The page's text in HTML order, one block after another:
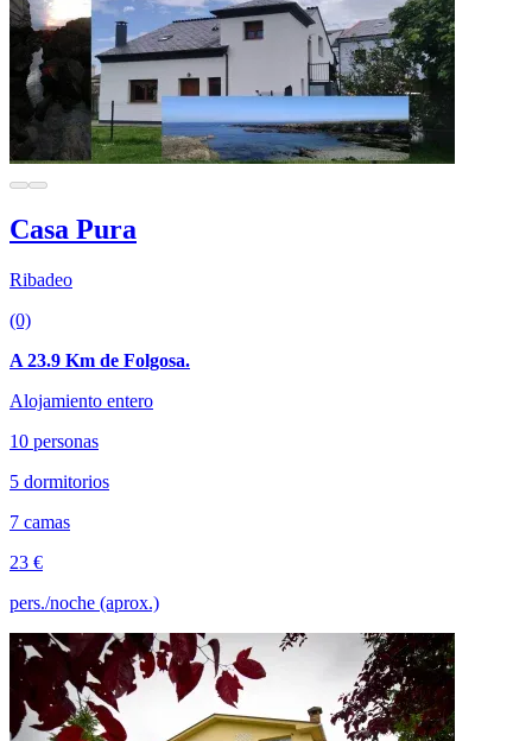
Casa Pura
Ribadeo
(0)
A 23.9 Km de Folgosa.
Alojamiento entero
10 personas
5 dormitorios
7 camas
23 €
pers./noche (aprox.)